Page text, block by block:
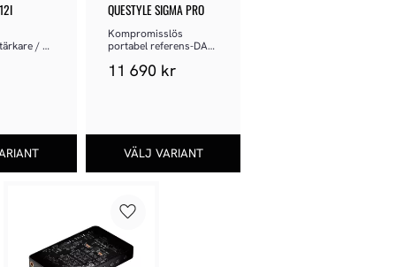
/
QUESTYLE SIGMA PRO
Kompromisslös
portabel referens-DAC
11 690kr
Lägg till i favoriter